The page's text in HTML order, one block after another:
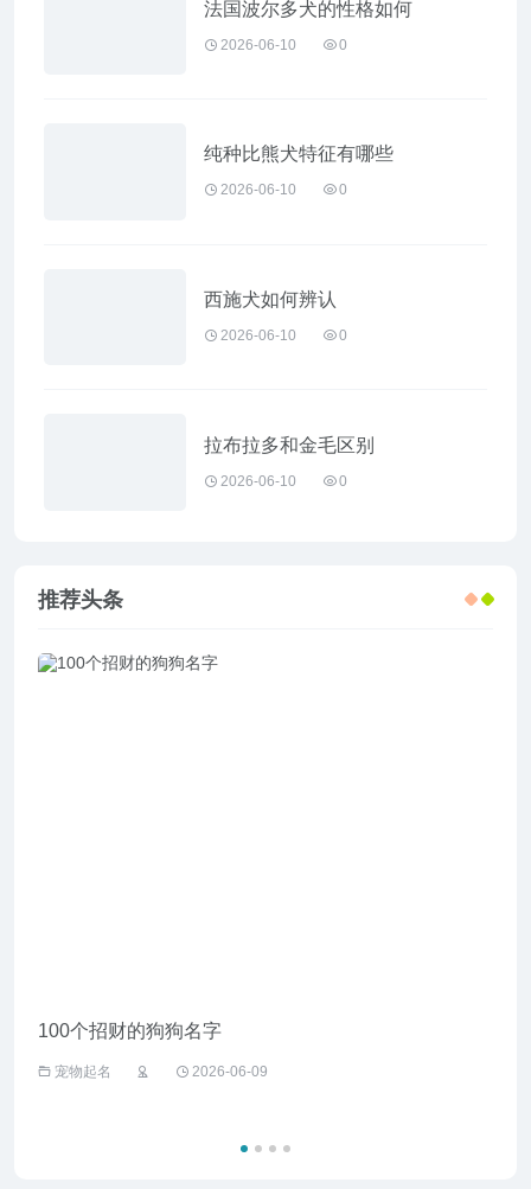
法国波尔多犬的性格如何
2026-06-10 0
纯种比熊犬特征有哪些
2026-06-10 0
西施犬如何辨认
2026-06-10 0
拉布拉多和金毛区别
2026-06-10 0
推荐头条
100个招财的狗狗名字
宠物起名 2026-06-09